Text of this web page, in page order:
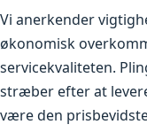
Vi anerkender
økonomisk
servicekvaliteten.
stræber efter at
være den